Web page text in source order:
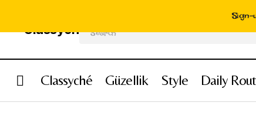
Classyché Güzellik Style Daily
Sign-